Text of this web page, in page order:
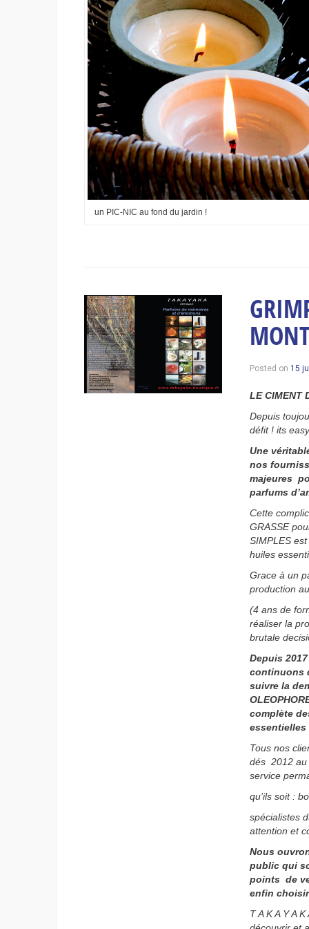
un PIC-NIC au fond du jardin !
Posted on 15
LE CIMENT
Depuis
défit ! its
Une
nos
majeures
parfums
Cette
GRASSE
SIMPLES
huiles
Grace à un
production
(4 ans de
réaliser la
brutale
Depuis
continuons
suivre la
complète
essentielles
Tous nos
dés 2012 au
service
qu’ils soit :
spécialistes
attention et
Nous
public qui
points de
enfin
T A K A Y A